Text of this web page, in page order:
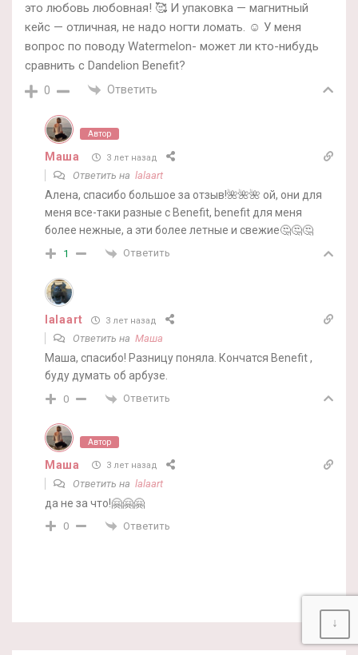
это любовь любовная! 🥰 И упаковка — магнитный
кейс — отличная, не надо ногти ломать. ☺️ У меня
вопрос по поводу Watermelon- может ли кто-нибудь
сравнить с Dandelion Benefit?
0 Ответить
Автор
Маша 3 лет назад
Ответить на lalaart
Алена, спасибо большое за отзыв!🌺🌺🌺 ой, они для
меня все-таки разные с Benefit, benefit для меня
более нежные, а эти более летные и свежие🤔🤔🤔
1 Ответить
lalaart 3 лет назад
Ответить на Маша
Маша, спасибо! Разницу поняла. Кончатся Benefit ,
буду думать об арбузе.
0 Ответить
Автор
Маша 3 лет назад
Ответить на lalaart
да не за что!🤗🤗🤗
0 Ответить
↓